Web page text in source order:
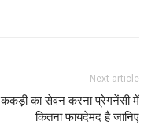
Next article
ककड़ी का सेवन करना प्रेगनेंसी में
कितना फायदेमंद है जानिए